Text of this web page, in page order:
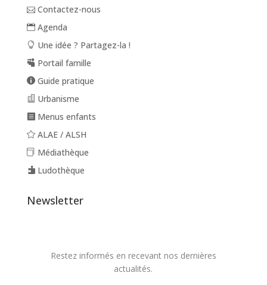
Contactez-nous
Agenda
Une idée ? Partagez-la !
Portail famille
Guide pratique
Urbanisme
Menus enfants
ALAE / ALSH
Médiathèque
Ludothèque
Newsletter
Restez informés en recevant nos dernières
actualités.